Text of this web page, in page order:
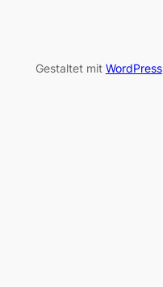
Gestaltet mit WordPress